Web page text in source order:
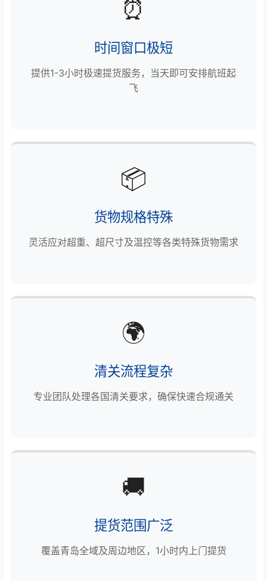
⏰
时间窗口极短
提供1-3小时极速提货服务，当天即可安排航班起
飞
📦
货物规格特殊
灵活应对超重、超尺寸及温控等各类特殊货物需求
🌍
清关流程复杂
专业团队处理各国清关要求，确保快速合规通关
🚚
提货范围广泛
覆盖青岛全域及周边地区，1小时内上门提货